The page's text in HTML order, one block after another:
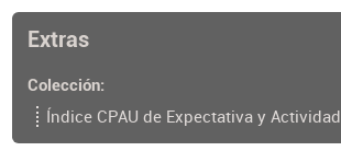
Buenos Aires
Extras
Colección
Índice CPAU de Expectativa y Actividad